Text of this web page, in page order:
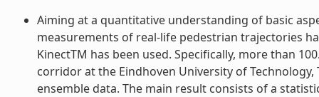
Aiming at a quantitative understanding of basic
measurements of real-life pedestrian trajectories
KinectTM has been used. Specifically, more than
corridor at the Eindhoven University of
ensemble data. The main result consists of a